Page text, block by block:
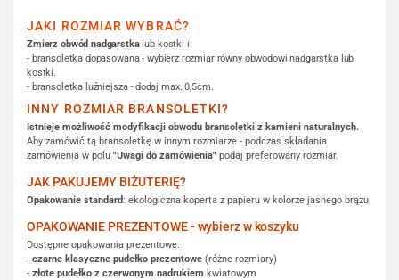
JAKI ROZMIAR WYBRAĆ?
Zmierz obwód nadgarstkalub kostki i:
- bransoletka dopasowana - wybierz rozmiar równy obwodowi nadgarstka lub
kostki.
- bransoletka luźniejsza - dodaj max. 0,5cm.
INNY ROZMIAR BRANSOLETKI?
Istnieje możliwość modyfikacji obwodu bransoletki z kamieni naturalnych.
Aby zamówić tą bransoletkę w innym rozmiarze - podczas składania
zamówienia w polu "Uwagi do zamówienia" podaj preferowany rozmiar.
JAK PAKUJEMY BIŻUTERIĘ?
Opakowanie standard: ekologiczna koperta z papieru w kolorze jasnego brązu.
OPAKOWANIE PREZENTOWE - wybierz w koszyku
Dostępne opakowania prezentowe:
- czarne klasyczne pudełko prezentowe (różne rozmiary)
- złote pudełko z czerwonym nadrukiem kwiatowym